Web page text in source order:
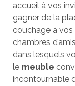
accueil à vos
gagner de la
couchage à
chambres
dans lesquels
le meuble
incontournable